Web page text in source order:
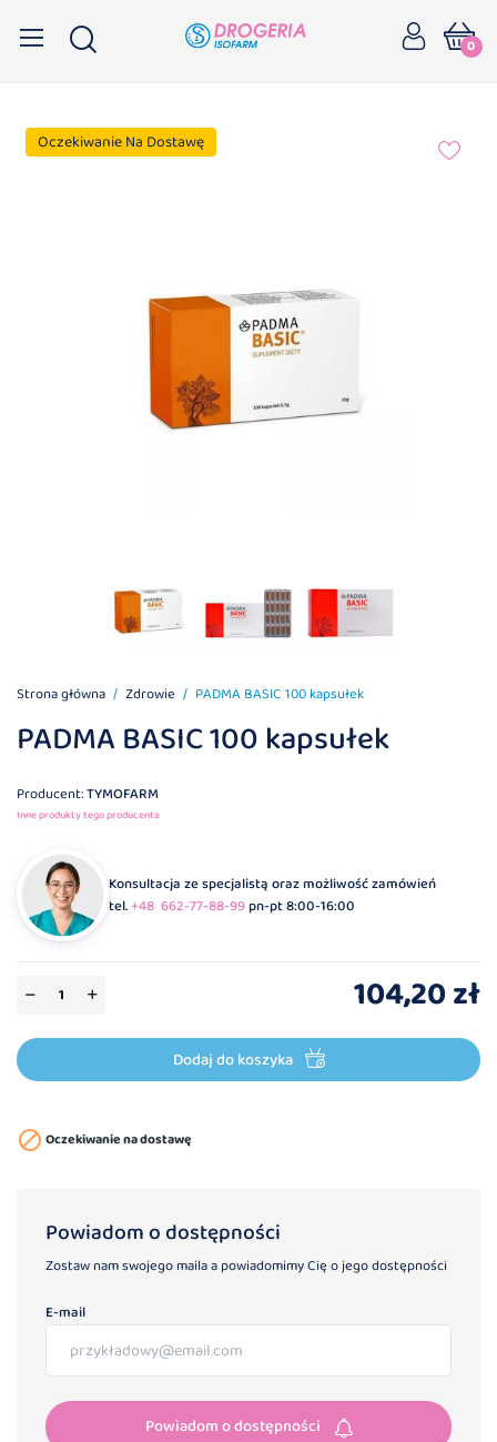
0
Oczekiwanie Na Dostawę
Strona główna Zdrowie PADMA BASIC 100 kapsułek
PADMA BASIC 100 kapsułek
Producent:TYMOFARM
Inne produkty tego producenta
Konsultacja ze specjalistą oraz możliwość zamówień
tel.+48 662-77-88-99pn-pt 8:00-16:00
104,20 zł
Dodaj do koszyka
 Oczekiwanie na dostawę
Powiadom o dostępności
Zostaw nam swojego maila a powiadomimy Cię o jego dostępności
E-mail
Powiadom o dostępności